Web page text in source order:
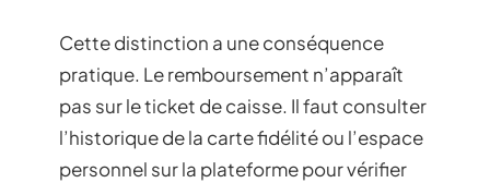
Cette distinction a une conséquence
pratique. Le remboursement n’apparaît
pas sur le ticket de caisse. Il faut consulter
l’historique de la carte fidélité ou l’espace
personnel sur la plateforme pour vérifier